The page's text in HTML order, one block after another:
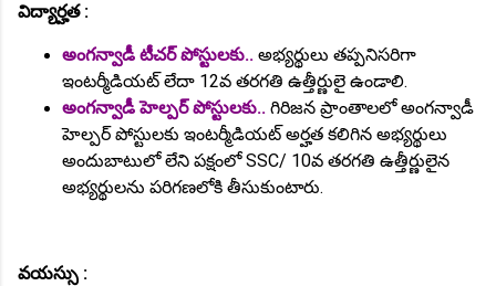
విద్యార్హత :
అంగన్వాడీ టీచర్ పోస్టులకు.. అభ్యర్థులు తప్పనిసరిగా
ఇంటర్మీడియట్ లేదా 12వ తరగతి ఉత్తీర్ణులై ఉండాలి.
అంగన్వాడీ హెల్పర్ పోస్టులకు.. గిరిజన ప్రాంతాలలో అంగన్వాడీ
హెల్పర్ పోస్టులకు ఇంటర్మీడియట్ అర్హత కలిగిన అభ్యర్థులు
అందుబాటులో లేని పక్షంలో SSC/ 10వ తరగతి ఉత్తీర్ణులైన
అభ్యర్థులను పరిగణలోకి తీసుకుంటారు.
వయస్సు :